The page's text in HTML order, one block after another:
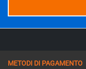
METODI DI PAGAMENTO